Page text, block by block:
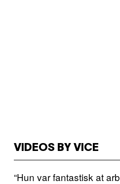
VIDEOS BY VICE
“Hun var fantastisk at